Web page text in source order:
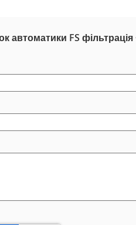
автоматики FS фільтрація